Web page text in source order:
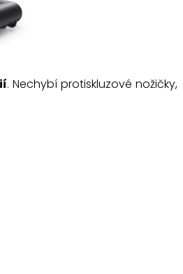
. Nechybí protiskluzové nožičky,